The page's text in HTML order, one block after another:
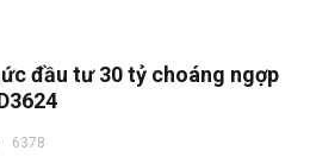
đầu tư 30 tỷ choáng ngợp
6378